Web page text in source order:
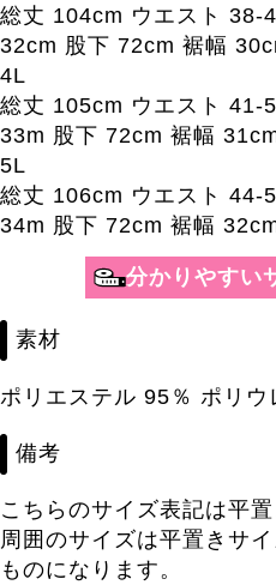
総丈 104cm ウエスト 38-
32cm 股下 72cm 裾幅
4L
総丈 105cm ウエスト 41-
33m 股下 72cm 裾幅
5L
総丈 106cm ウエスト 44-
34m 股下 72cm 裾幅
分かりやすい
素材
ポリエステル 95％ ポリウ
備考
こちらのサイズ表記は平
周囲のサイズは平置きサ
ものになります。